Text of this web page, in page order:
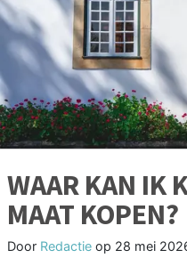
WAAR KAN IK
MAAT KOPEN?
Door Redactie op 28 mei